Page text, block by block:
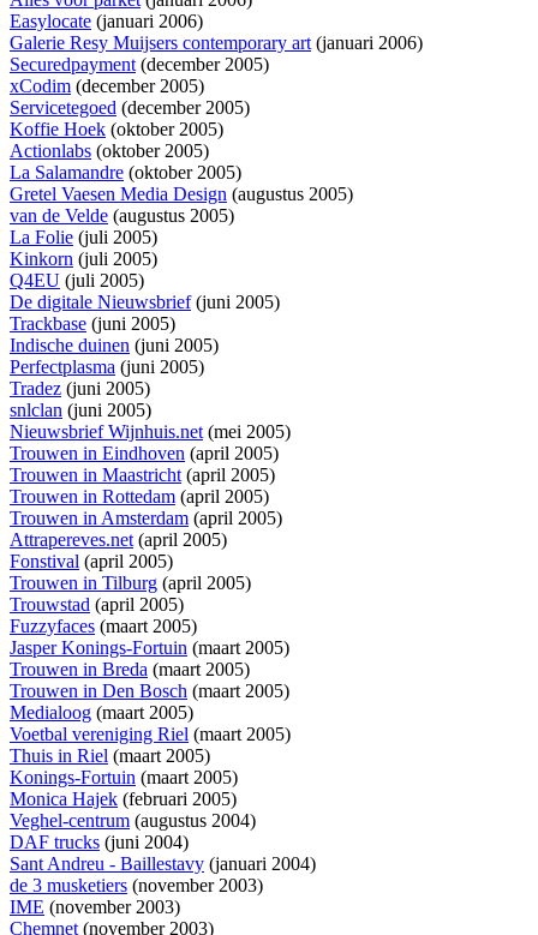
Easylocate (januari 2006)
Galerie Resy Muijsers contemporary art(januari 2006)
Securedpayment(december 2005)
xCodim (december 2005)
Servicetegoed (december 2005)
Koffie Hoek (oktober 2005)
Actionlabs (oktober 2005)
La Salamandre (oktober 2005)
Gretel Vaesen Media Design (augustus 2005)
van de Velde (augustus 2005)
La Folie (juli 2005)
Kinkorn (juli 2005)
Q4EU (juli 2005)
De digitale Nieuwsbrief(juni 2005)
Trackbase (juni 2005)
Indische duinen (juni 2005)
Perfectplasma (juni 2005)
Tradez (juni 2005)
snlclan (juni 2005)
Nieuwsbrief Wijnhuis.net(mei 2005)
Trouwen in Eindhoven (april 2005)
Trouwen in Maastricht(april 2005)
Trouwen in Rottedam (april 2005)
Trouwen in Amsterdam (april 2005)
Attrapereves.net(april 2005)
Fonstival (april 2005)
Trouwen in Tilburg (april 2005)
Trouwstad (april 2005)
Fuzzyfaces (maart 2005)
Jasper Konings-Fortuin (maart 2005)
Trouwen in Breda (maart 2005)
Trouwen in Den Bosch (maart 2005)
Medialoog (maart 2005)
Voetbal vereniging Riel (maart 2005)
Thuis in Riel (maart 2005)
Konings-Fortuin (maart 2005)
Monica Hajek (februari 2005)
Veghel-centrum (augustus 2004)
DAF trucks (juni 2004)
Sant Andreu - Baillestavy (januari 2004)
de 3 musketiers (november 2003)
IME (november 2003)
Chemnet(november 2003)